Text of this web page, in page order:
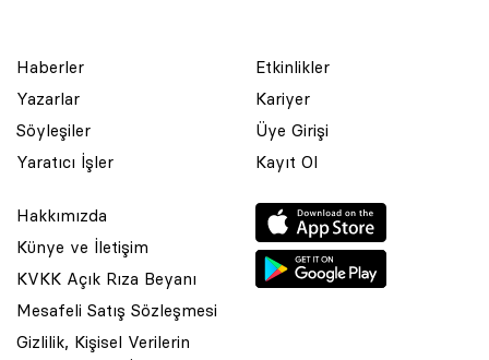
Haberler
Yazarlar
Söyleşiler
Yaratıcı İşler
Etkinlikler
Kariyer
Üye Girişi
Kayıt Ol
Hakkımızda
Künye ve İletişim
KVKK Açık Rıza Beyanı
Mesafeli Satış Sözleşmesi
Gizlilik, Kişisel Verilerin